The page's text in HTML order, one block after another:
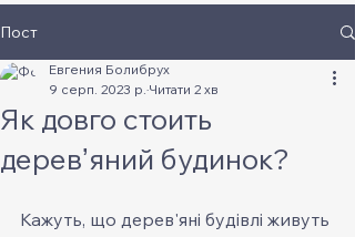
Пост
Як довго стоить
деревʼяний будинок?
Евгения Болибрух
9 серп. 2023 р. Читати 2 хв
Кажуть, що дерев'яні будівлі живуть